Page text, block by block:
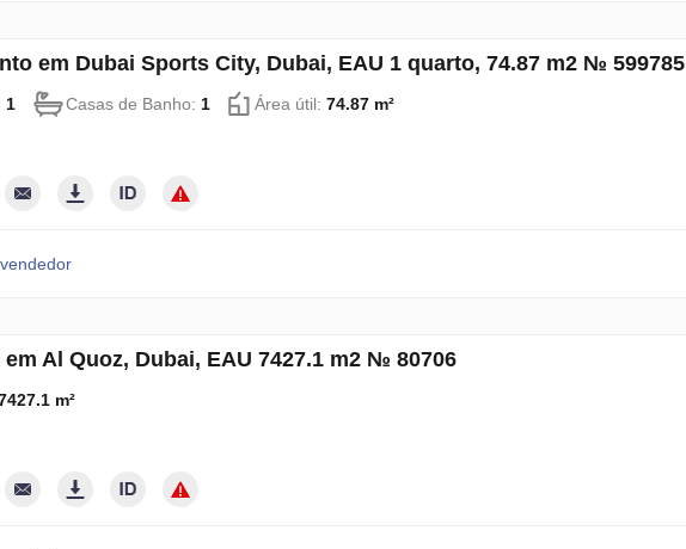
em Dubai Sports City, Dubai, EAU 1 quarto, 74.87 m2 № 599785
1 Casas de Banho: 1 Área útil: 74.87 m²
Al Quoz, Dubai, EAU 7427.1 m2 № 80706
m²